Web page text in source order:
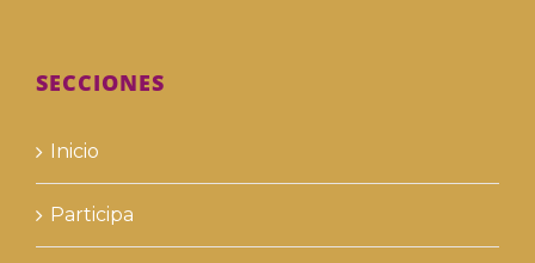
SECCIONES
Inicio
Participa